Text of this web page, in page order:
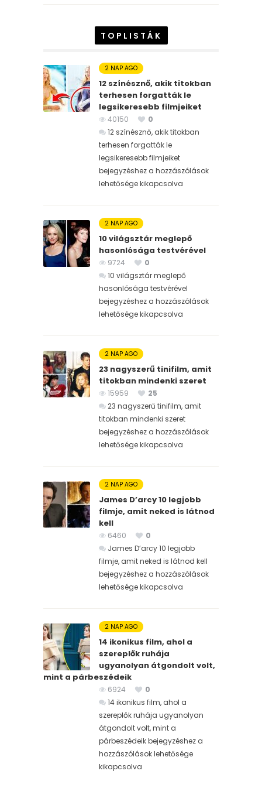
TOPLISTÁK
2 NAP AGO
12 színésznő, akik titokban
terhesen forgatták le
legsikeresebb filmjeiket
40150
0
12 színésznő, akik titokban
terhesen forgatták le
legsikeresebb filmjeiket
bejegyzéshez a hozzászólások
lehetősége kikapcsolva
2 NAP AGO
10 világsztár meglepő
hasonlósága testvérével
9724
0
10 világsztár meglepő
hasonlósága testvérével
bejegyzéshez a hozzászólások
lehetősége kikapcsolva
2 NAP AGO
23 nagyszerű tinifilm, amit
titokban mindenki szeret
15959
25
23 nagyszerű tinifilm, amit
titokban mindenki szeret
bejegyzéshez a hozzászólások
lehetősége kikapcsolva
2 NAP AGO
James D’arcy 10 legjobb
filmje, amit neked is látnod
kell
6460
0
James D’arcy 10 legjobb
filmje, amit neked is látnod kell
bejegyzéshez a hozzászólások
lehetősége kikapcsolva
2 NAP AGO
14 ikonikus film, ahol a
szereplők ruhája
ugyanolyan átgondolt volt,
mint a párbeszédeik
6924
0
14 ikonikus film, ahol a
szereplők ruhája ugyanolyan
átgondolt volt, mint a
párbeszédeik bejegyzéshez a
hozzászólások lehetősége
kikapcsolva